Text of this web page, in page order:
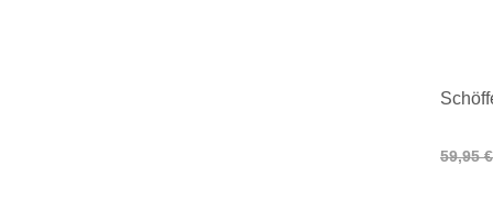
59,95 €